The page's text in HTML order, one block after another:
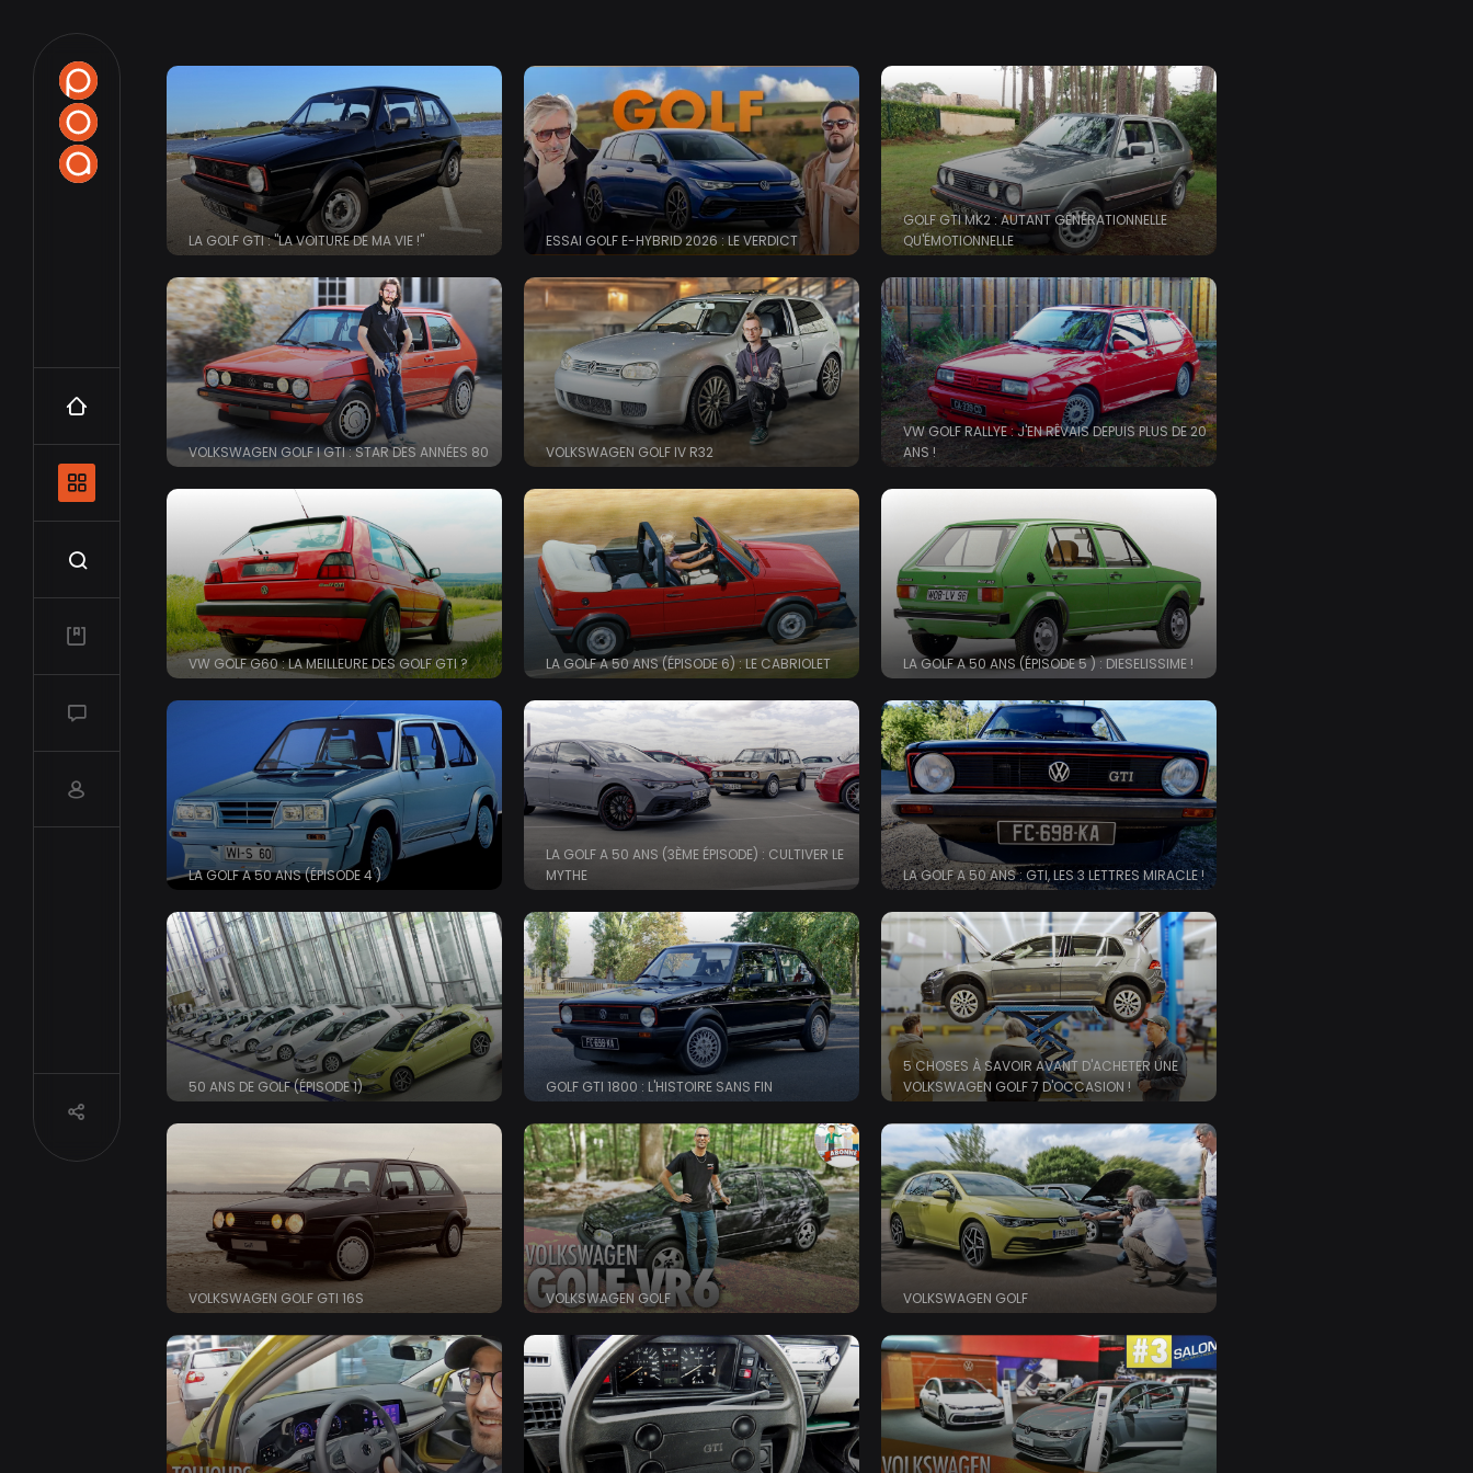
contenu
principal
Navigation principale et les catégories
Mes vidéos
Salon de discussions
Compte utilisateur
Partager
LA GOLF GTI : "LA VOITURE DE MA VIE !" ESSAI GOLF E-HYBRID 2026 : LE VERDICT
GOLF GTI MK2 : AUTANT GÉNÉRATIONNELLE
QU'ÉMOTIONNELLE
VOLKSWAGEN GOLF I GTI : STAR DES ANNÉES 80 VOLKSWAGEN GOLF IV R32
VW GOLF RALLYE : J'EN RÊVAIS DEPUIS PLUS DE 20
ANS !
VW GOLF G60 : LA MEILLEURE DES GOLF GTI ? LA GOLF A 50 ANS (ÉPISODE 6) : LE CABRIOLET LA GOLF A 50 ANS (ÉPISODE 5 ) : DIESELISSIME !
LA GOLF A 50 ANS (ÉPISODE 4 )
LA GOLF A 50 ANS (3ÈME ÉPISODE) : CULTIVER LE
MYTHE
LA GOLF A 50 ANS : GTI, LES 3 LETTRES MIRACLE !
50 ANS DE GOLF (ÉPISODE 1) GOLF GTI 1800 : L'HISTOIRE SANS FIN
5 CHOSES À SAVOIR AVANT D'ACHETER UNE
VOLKSWAGEN GOLF 7 D'OCCASION !
VOLKSWAGEN GOLF GTI 16S VOLKSWAGEN GOLF VOLKSWAGEN GOLF